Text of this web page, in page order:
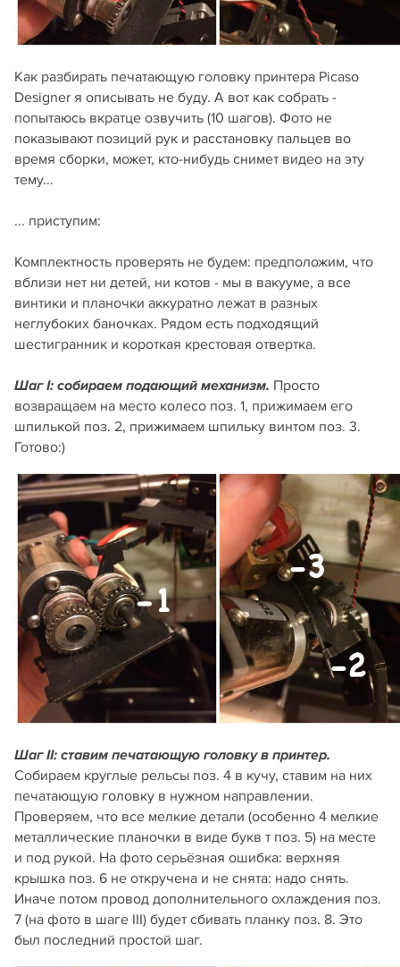
Как разбирать печатающую головку принтера Picaso
Designer я описывать не буду. А вот как собрать -
попытаюсь вкратце озвучить (10 шагов). Фото не
показывают позиций рук и расстановку пальцев во
время сборки, может, кто-нибудь снимет видео на эту
тему...
... приступим:
Комплектность проверять не будем: предположим, что
вблизи нет ни детей, ни котов - мы в вакууме, а все
винтики и планочки аккуратно лежат в разных
неглубоких баночках. Рядом есть подходящий
шестигранник и короткая крестовая отвертка.
Шаг I: собираем подающий механизм. Просто
возвращаем на место колесо поз. 1, прижимаем его
шпилькой поз. 2, прижимаем шпильку винтом поз. 3.
Готово:)
Шаг II: ставим печатающую головку в принтер.
Собираем круглые рельсы поз. 4 в кучу, ставим на них
печатающую головку в нужном направлении.
Проверяем, что все мелкие детали (особенно 4 мелкие
металлические планочки в виде букв т поз. 5) на месте
и под рукой. На фото серьёзная ошибка: верхняя
крышка поз. 6 не откручена и не снята: надо снять.
Иначе потом провод дополнительного охлаждения поз.
7 (на фото в шаге III) будет сбивать планку поз. 8. Это
был последний простой шаг.